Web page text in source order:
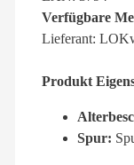
Verfügbare
Lieferant:
Produkt
Spur: